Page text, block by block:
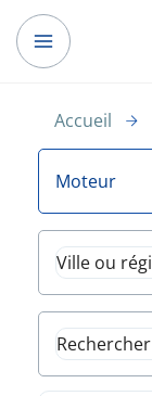
Accueil
Moteur